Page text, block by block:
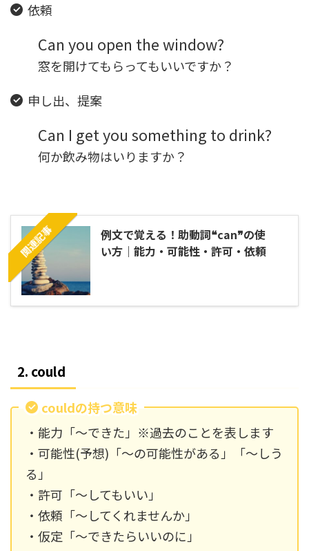
依頼
Can you open the window?
窓を開けてもらってもいいですか？
申し出、提案
Can I get you something to drink?
何か飲み物はいりますか？
関連記事
例文で覚える！助動詞❝can❞の使
い方｜能力・可能性・許可・依頼
2. could
couldの持つ意味
・能力「～できた」※過去のことを表します
・可能性(予想)「～の可能性がある」「～しう
る」
・許可「～してもいい」
・依頼「～してくれませんか」
・仮定「～できたらいいのに」